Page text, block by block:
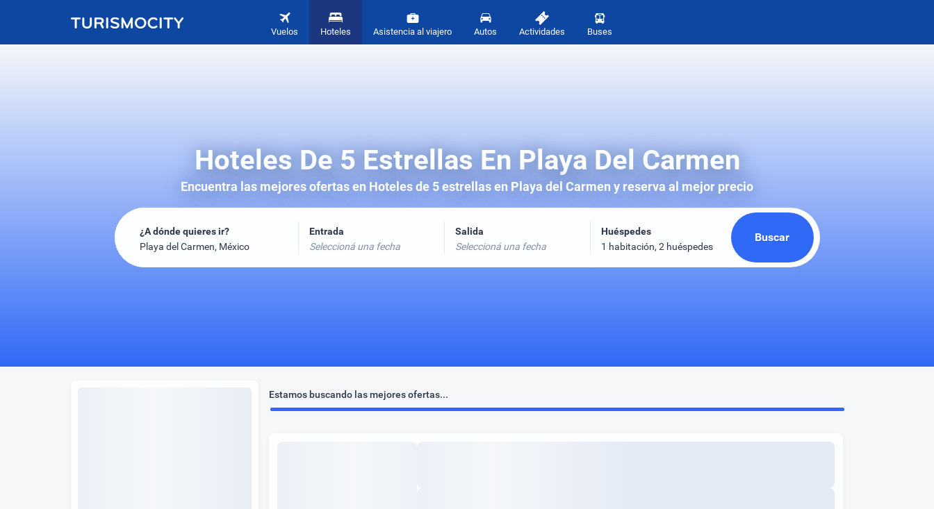
Vuelos Hoteles Asistencia al viajero Autos Actividades Buses
Hoteles De 5 Estrellas En Playa Del Carmen
Encuentra las mejores ofertas en Hoteles de 5 estrellas en Playa del Carmen y reserva al mejor precio
¿A dónde quieres ir?
Playa del Carmen, México
Entrada
Seleccioná una fecha
Salida
Seleccioná una fecha
Huéspedes Buscar
Estamos buscando las mejores ofertas...